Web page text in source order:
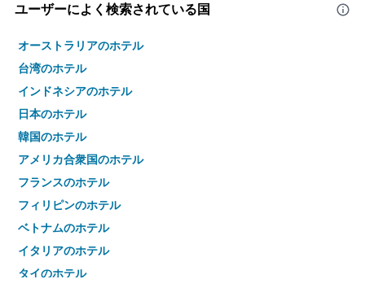
ユーザーによく検索されている国
オーストラリアのホテル
台湾のホテル
インドネシアのホテル
日本のホテル
韓国のホテル
アメリカ合衆国のホテル
フランスのホテル
フィリピンのホテル
ベトナムのホテル
イタリアのホテル
タイのホテル